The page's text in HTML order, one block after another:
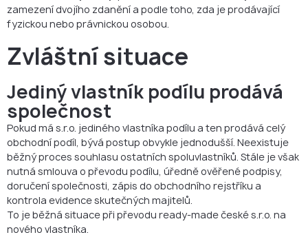
zamezení dvojího zdanění a podle toho, zda je prodávající
fyzickou nebo právnickou osobou.
Zvláštní situace
Jediný vlastník podílu prodává
společnost
Pokud má s.r.o. jediného vlastníka podílu a ten prodává celý
obchodní podíl, bývá postup obvykle jednodušší. Neexistuje
běžný proces souhlasu ostatních spoluvlastníků. Stále je však
nutná smlouva o převodu podílu, úředně ověřené podpisy,
doručení společnosti, zápis do obchodního rejstříku a
kontrola evidence skutečných majitelů.
To je běžná situace při převodu ready-made české s.r.o. na
nového vlastníka.